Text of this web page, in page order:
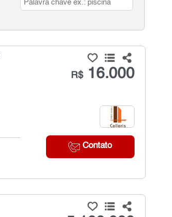
R$16.000
Contato